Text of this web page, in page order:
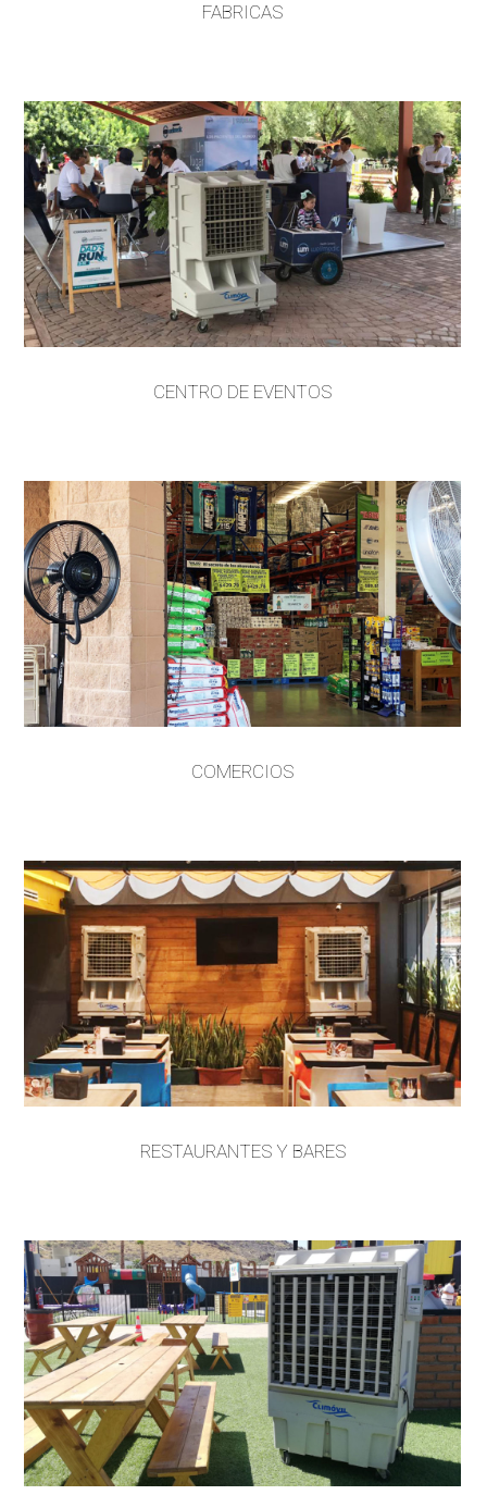
FABRICAS
CENTRO DE EVENTOS
COMERCIOS
RESTAURANTES Y BARES